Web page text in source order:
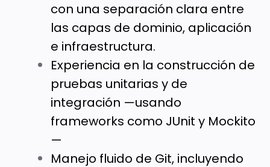
con una separación clara entre
las capas de dominio, aplicación
e infraestructura.
Experiencia en la construcción de
pruebas unitarias y de
integración —usando
frameworks como JUnit y Mockito
—
Manejo fluido de Git, incluyendo